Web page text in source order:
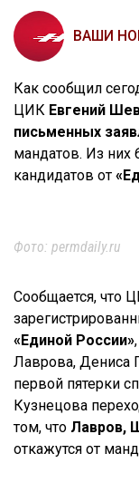
ВАШИ
Как сообщил
ЦИК Евгений
письменных
мандатов. Из них
кандидатов от
Фото: permdaily.ru
Сообщается, что
«Единой России»
Лаврова, Дениса
первой пятерки
Кузнецова
том, что Лавров,
откажутся от